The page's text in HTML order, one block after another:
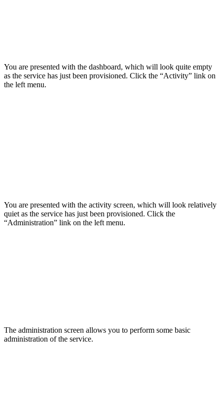
You are presented with the dashboard, which will look quite empty
as the service has just been provisioned. Click the “Activity” link on
the left menu.
You are presented with the activity screen, which will look relatively
quiet as the service has just been provisioned. Click the
“Administration” link on the left menu.
The administration screen allows you to perform some basic
administration of the service.